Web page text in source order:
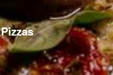
Pizzas